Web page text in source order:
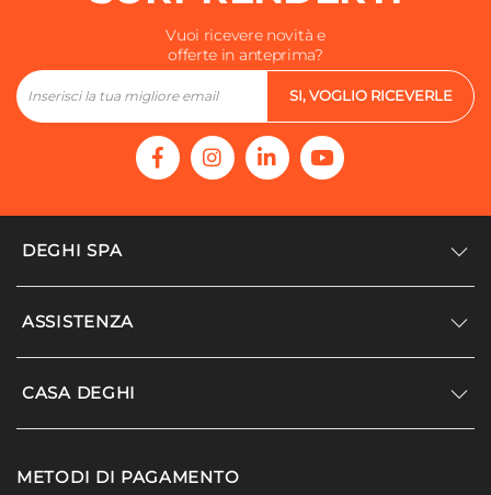
Vuoi ricevere novità e
offerte in anteprima?
SI, VOGLIO RICEVERLE
DEGHI SPA
Accedi/Registrati
Modello organizzativo e codice etico
ASSISTENZA
Supporto
Agevolazioni fiscali
CASA DEGHI
I nostri luoghi
METODI DI PAGAMENTO